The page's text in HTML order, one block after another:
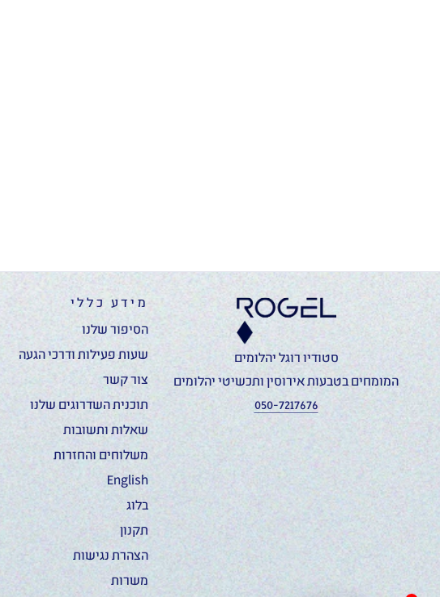
סטודיו רוגל יהלומים
המומחים בטבעות אירוסין ותכשיטי יהלומים
050-7217676
מידע כללי
הסיפור שלנו
שעות פעילות ודרכי הגעה
צור קשר
תוכנית השדרוגים שלנו
שאלות ותשובות
משלוחים והחזרות
English
בלוג
תקנון
הצהרת נגישות
משרות